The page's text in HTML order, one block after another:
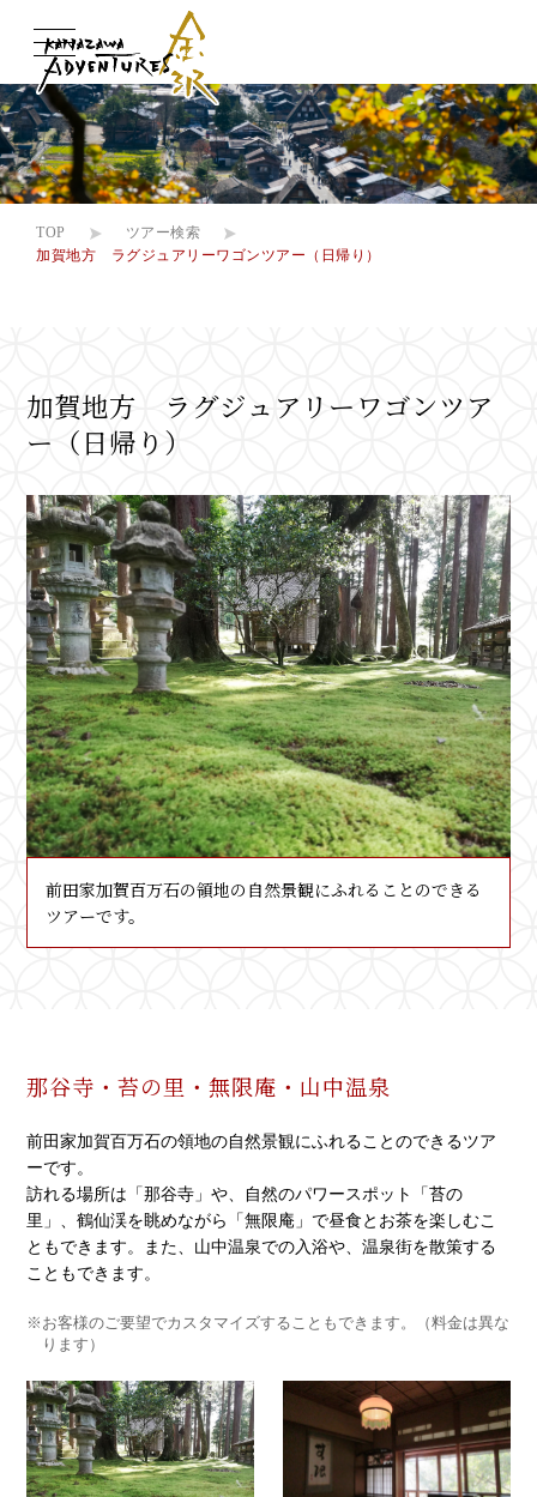
提供できる体験
ツアー検索
よくある質問
お客様の声
お申し込みの流れ
自治体・観光協会・エージェントの方
へ
お問い合わせ
TEL： 076-214-4545
FAX：076-213-7881
〒920-0043 石川県金沢市長田2-4-8
提供できる体験
ツアー検索
よくある質問
お客様の声
お申し込みの流れ
自治体・観光協会・エージェントの方
へ
お問い合わせ
TEL： 076-214-4545
FAX：076-213-7881
〒920-0043 石川県金沢市長田2-4-8
TOP
ツアー検索
加賀地方 ラグジュアリーワゴンツアー（日帰り）
加賀地方 ラグジュアリーワゴンツア
ー（日帰り）
前田家加賀百万石の領地の自然景観にふれることのできる
ツアーです。
那谷寺・苔の里・無限庵・山中温泉
前田家加賀百万石の領地の自然景観にふれることのできるツア
ーです。
訪れる場所は「那谷寺」や、自然のパワースポット「苔の
里」、鶴仙渓を眺めながら「無限庵」で昼食とお茶を楽しむこ
ともできます。また、山中温泉での入浴や、温泉街を散策する
こともできます。
※お客様のご要望でカスタマイズすることもできます。（料金は異な
ります）